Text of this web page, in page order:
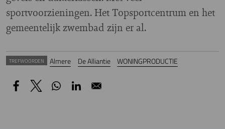
sportvoorzieningen. Het Topsportcentrum en het
gemeentelijk zwembad zijn er al.
TREFWOORDEN Almere De Alliantie WONINGPRODUCTIE